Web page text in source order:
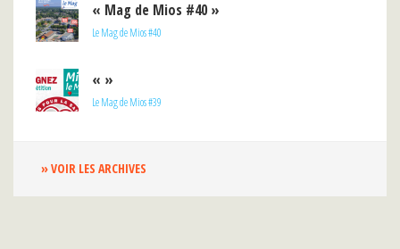
« Mag de Mios #40 »
Le Mag de Mios #40
« »
Le Mag de Mios #39
» VOIR LES ARCHIVES